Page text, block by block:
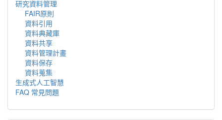
研究資料管理
FAIR原則
資料引用
資料典藏庫
資料共享
資料管理計畫
資料保存
資料蒐集
生成式人工智慧
FAQ 常見問題